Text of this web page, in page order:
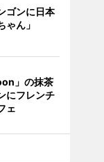
ゴンに日本
ゃん」
」の抹茶
にフレンチ
ェ